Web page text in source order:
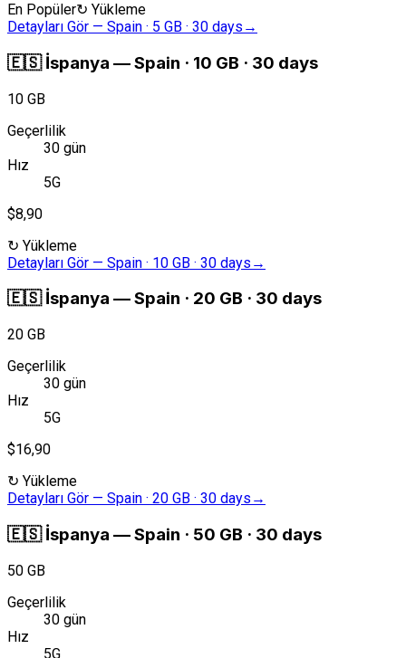
En Popüler↻ Yükleme
Detayları Gör — Spain · 5 GB · 30 days →
🇪🇸 İspanya —Spain · 10 GB · 30 days
10 GB
Geçerlilik
30 gün
Hız
5G
$8,90
↻ Yükleme
Detayları Gör — Spain · 10 GB · 30 days →
🇪🇸 İspanya —Spain · 20 GB · 30 days
20 GB
Geçerlilik
30 gün
Hız
5G
$16,90
↻ Yükleme
Detayları Gör — Spain · 20 GB · 30 days →
🇪🇸 İspanya —Spain · 50 GB · 30 days
50 GB
Geçerlilik
30 gün
Hız
5G